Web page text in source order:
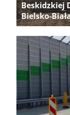
Beskidzkiej
Bielsko-